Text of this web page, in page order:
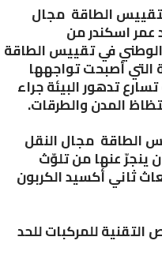
الطاقة مجال
اسكندر من
في تقييس الطاقة
أصبحت تواجهها
تدهور البيئة جراء
المدن والطرقات.
مجال النقل
عنها من تلوّث
ثاني أكسيد الكربون
للمركبات للحد